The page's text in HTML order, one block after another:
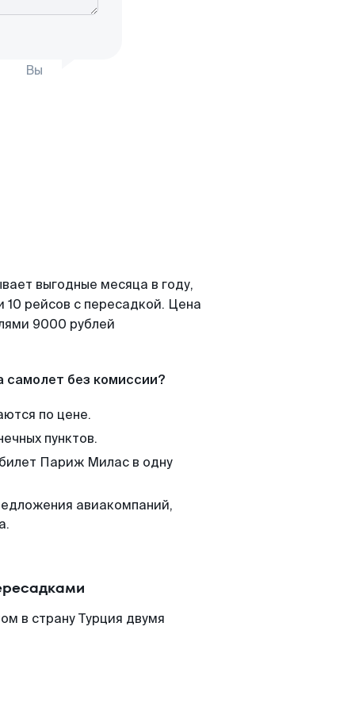
Вы
выгодные месяца в году,
рейсов с пересадкой. Цена
9000 рублей
самолет без комиссии?
по цене.
пунктов.
Париж Милас в одну
авиакомпаний,
в страну Турция двумя